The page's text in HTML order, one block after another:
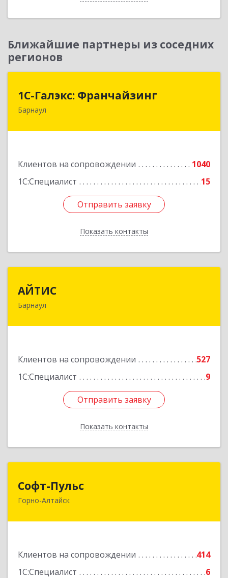
Ближайшие партнеры из соседних
регионов
1С-Галэкс: Франчайзинг
Барнаул
Клиентов на сопровождении
1040
1С:Специалист
15
Отправить заявку
Показать контакты
1С-Галэкс: Франчайзинг
656015, Алтайский край, Барнаул г, Деповская
Отправить заявку
Назад
АЙТИС
Барнаул
Клиентов на сопровождении
527
1С:Специалист
9
Отправить заявку
Показать контакты
656067, Алтайский край, Барнаул г, Взлетная ул,
Отправить заявку
Назад
Софт-Пульс
Горно-Алтайск
Клиентов на сопровождении
414
1С:Специалист
6
649006, Алтай Респ, Горно-Алтайск г,